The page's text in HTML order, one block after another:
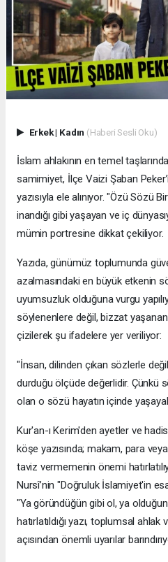
Erkek| Kadın (Haberi Sesli Oku)
İslam ahlakının en temel
samimiyet, İlçe Vaizi Şaban
yazısıyla ele alınıyor. "Özü Sözü
inandığı gibi yaşayan ve iç
mümin portresine dikkat çekiliyor.
​Yazıda, günümüz toplumunda
azalmasındaki en büyük etkenin
uyumsuzluk olduğuna vurgu
söylenenlere değil, bizzat yaşanan
çizilerek şu ifadelere yer veriliyor:
​"İnsan, dilinden çıkan sözlerle
durduğu ölçüde değerlidir. Çünkü
olan o sözü hayatın içinde
​Kur'an-ı Kerim'den ayetler ve
köşe yazısında; makam, para
taviz vermemenin önemi
Nursî’nin "Doğruluk İslamiyet'in
"Ya göründüğün gibi ol, ya
hatırlatıldığı yazı, toplumsal
açısından önemli uyarılar